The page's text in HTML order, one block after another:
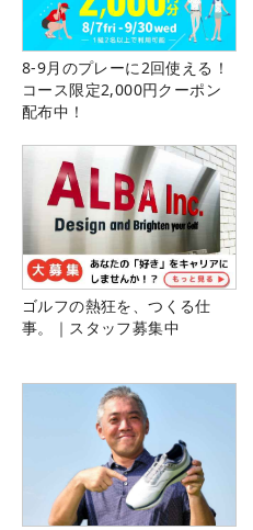
8-9月のプレーに2回使える！
コース限定2,000円クーポン
配布中！
ゴルフの熱狂を、つくる仕
事。｜スタッフ募集中